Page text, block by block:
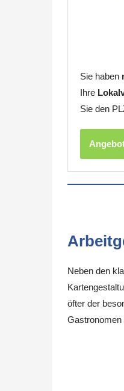
Sie haben
Ihre
Sie den
Neben den
öfter der
Gastronomen